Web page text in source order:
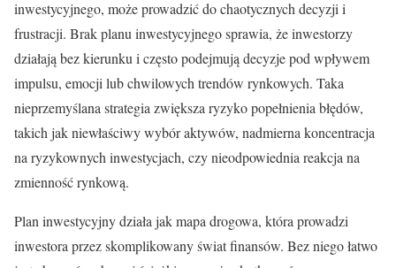
inwestycyjnego, może prowadzić do chaotycznych decyzji i
frustracji. Brak planu inwestycyjnego sprawia, że inwestorzy
działają bez kierunku i często podejmują decyzje pod wpływem
impulsu, emocji lub chwilowych trendów rynkowych. Taka
nieprzemyślana strategia zwiększa ryzyko popełnienia błędów,
takich jak niewłaściwy wybór aktywów, nadmierna koncentracja
na ryzykownych inwestycjach, czy nieodpowiednia reakcja na
zmienność rynkową.
Plan inwestycyjny działa jak mapa drogowa, która prowadzi
inwestora przez skomplikowany świat finansów. Bez niego łatwo